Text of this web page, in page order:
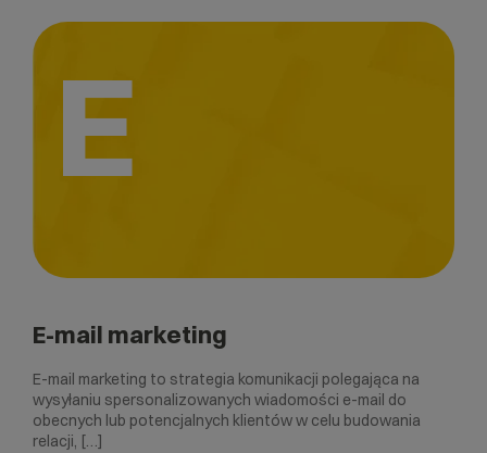
E
E-mail marketing
E-mail marketing to strategia komunikacji polegająca na
wysyłaniu spersonalizowanych wiadomości e-mail do
obecnych lub potencjalnych klientów w celu budowania
relacji, […]